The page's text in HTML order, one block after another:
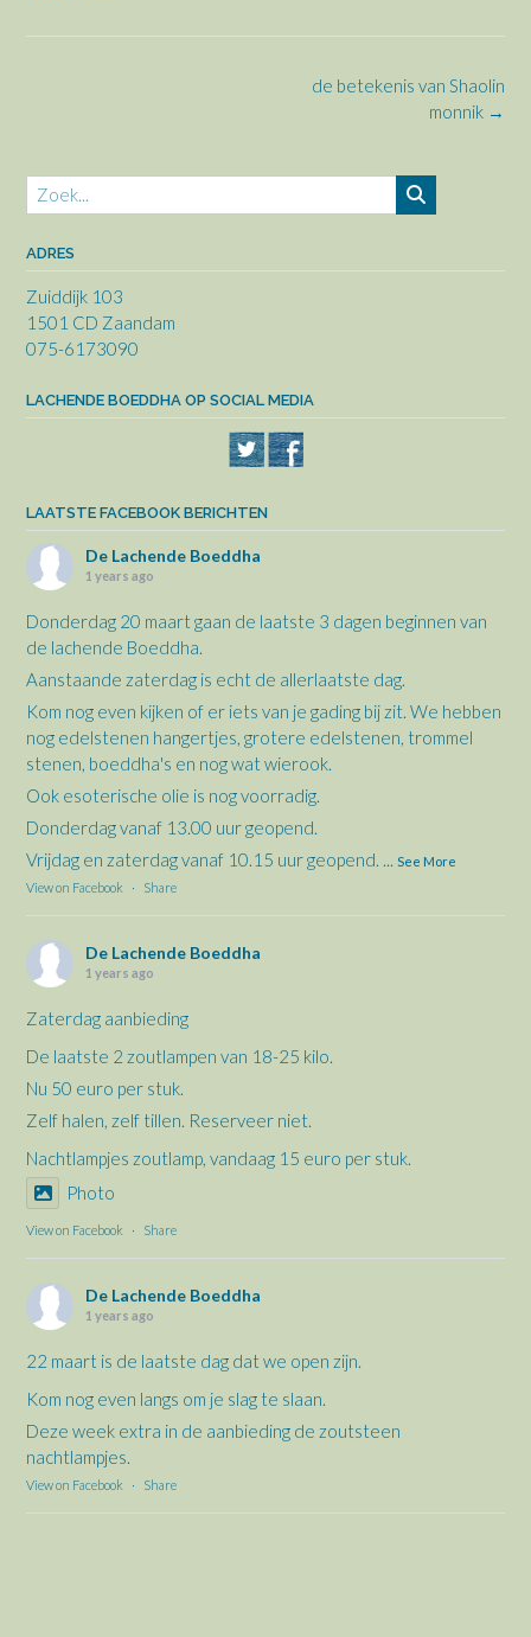
de betekenis van Shaolin
monnik →
ADRES
Zuiddijk 103
1501 CD Zaandam
075-6173090
LACHENDE BOEDDHA OP SOCIAL MEDIA
LAATSTE FACEBOOK BERICHTEN
De Lachende Boeddha
1 years ago
Donderdag 20 maart gaan de laatste 3 dagen beginnen van
de lachende Boeddha.
Aanstaande zaterdag is echt de allerlaatste dag.
Kom nog even kijken of er iets van je gading bij zit. We hebben
nog edelstenen hangertjes, grotere edelstenen, trommel
stenen, boeddha's en nog wat wierook.
Ook esoterische olie is nog voorradig.
Donderdag vanaf 13.00 uur geopend.
Vrijdag en zaterdag vanaf 10.15 uur geopend. ... See More
View on Facebook
· Share
De Lachende Boeddha
1 years ago
Zaterdag aanbieding
De laatste 2 zoutlampen van 18-25 kilo.
Nu 50 euro per stuk.
Zelf halen, zelf tillen. Reserveer niet.
Nachtlampjes zoutlamp, vandaag 15 euro per stuk.
Photo
View on Facebook · Share
De Lachende Boeddha
1 years ago
22 maart is de laatste dag dat we open zijn.
Kom nog even langs om je slag te slaan.
Deze week extra in de aanbieding de zoutsteen
nachtlampjes.
View on Facebook · Share